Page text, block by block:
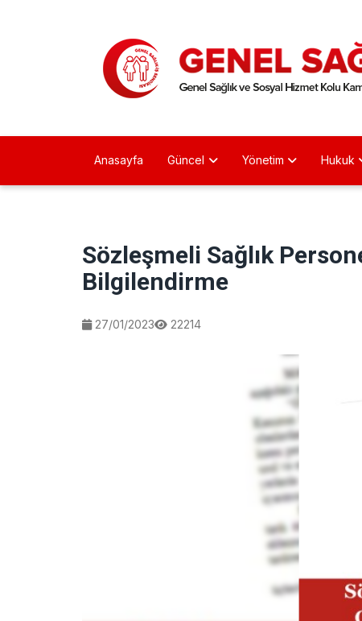
Anasayfa Güncel Yönetim Hukuk
Sözleşmeli Sağlık
Bilgilendirme
27/01/2023 22214